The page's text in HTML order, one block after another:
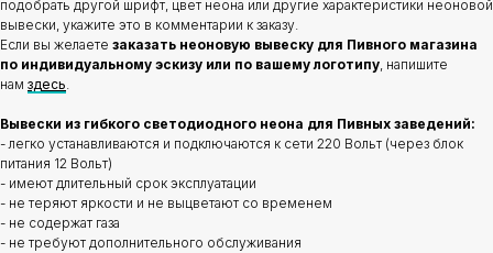
подобрать другой шрифт, цвет неона или другие характеристики неоновой
вывески, укажите это в комментарии к заказу.
Если вы желаете заказать неоновую вывеску для Пивного магазина
по индивидуальному эскизу или по вашему логотипу, напишите
нам здесь.
Вывески из гибкого светодиодного неона для Пивных заведений:
- легко устанавливаются и подключаются к сети 220 Вольт (через блок
питания 12 Вольт)
- имеют длительный срок эксплуатации
- не теряют яркости и не выцветают со временем
- не содержат газа
- не требуют дополнительного обслуживания